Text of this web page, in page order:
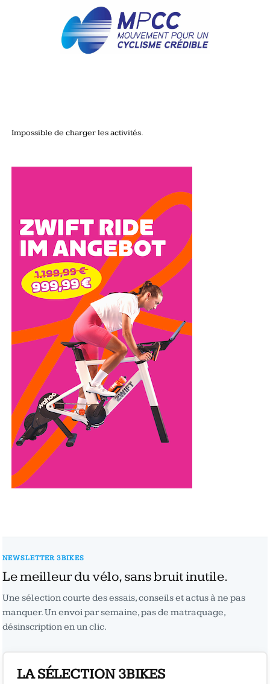
Impossible de charger les activités.
NEWSLETTER 3BIKES
Le meilleur du vélo, sans bruit inutile.
Une sélection courte des essais, conseils et actus à ne pas
manquer. Un envoi par semaine, pas de matraquage,
désinscription en un clic.
LA SÉLECTION 3BIKES